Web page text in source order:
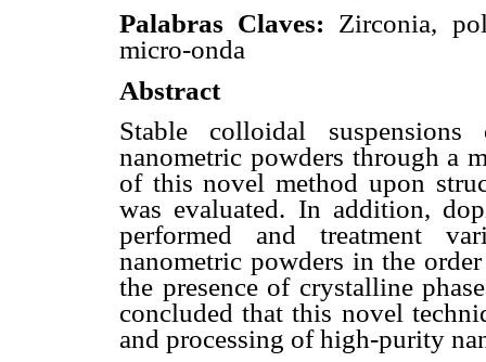
Palabras Claves: Zirconia,
micro-onda
Abstract
Stable colloidal
nanometric powders through a
of this novel method upon
was evaluated. In addition,
performed and treatment
nanometric powders in the
the presence of crystalline
concluded that this novel
and processing of high-purity